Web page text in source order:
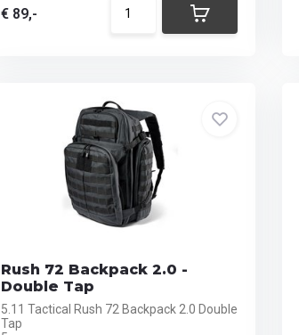
€ 89,-
Rush 72 Backpack 2.0 -
Double Tap
5.11 Tactical Rush 72 Backpack 2.0 Double
Tap